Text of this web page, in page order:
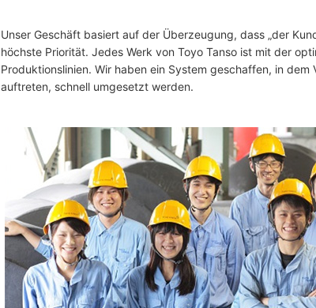
Unser Geschäft basiert auf der Überzeugung, dass „der
höchste Priorität. Jedes Werk von Toyo Tanso ist mit der
Produktionslinien. Wir haben ein System geschaffen, in
auftreten, schnell umgesetzt werden.